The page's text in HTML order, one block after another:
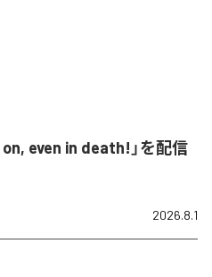
even in death!」を配信
2026.8.1